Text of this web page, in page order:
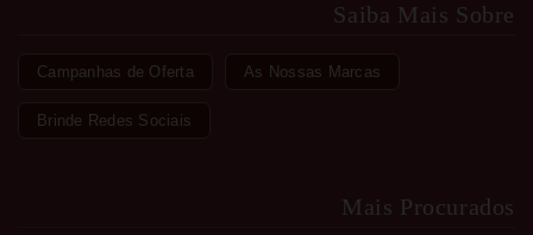
Saiba Mais Sobre
Campanhas de Oferta As Nossas Marcas
Brinde Redes Sociais
Mais Procurados